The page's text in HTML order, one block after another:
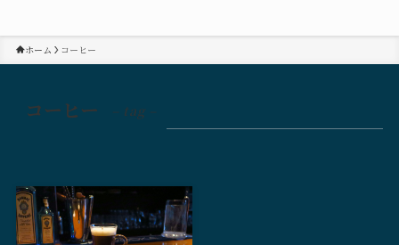
ホーム コーヒー
コーヒー – tag –